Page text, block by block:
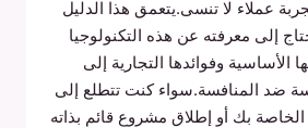
عملاء لا تنسى.يتعمق هذا الدليل
إلى معرفته عن هذه التكنولوجيا
الأساسية وفوائدها التجارية إلى
ضد المنافسة.سواء كنت تتطلع إلى
بك أو إطلاق مشروع قائم بذاته